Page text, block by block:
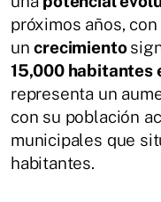
próximos años,
uncrecimiento
15,000 habitantes
representa un
con su población
municipales que
habitantes.